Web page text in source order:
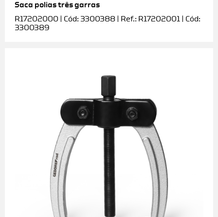
Saca polias três garras
R17202000 | Cód: 3300388 | Ref.: R17202001 | Cód:
3300389